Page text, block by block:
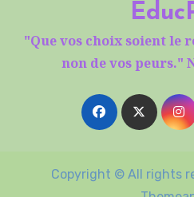
"Que vos choix soient le
non de vos peurs."
Copyright © All rights